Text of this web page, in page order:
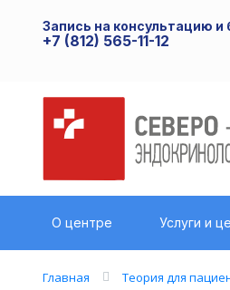
Запись на консультацию и
+7 (812) 565-11-12
О центре Услуги и
Главная Теория для